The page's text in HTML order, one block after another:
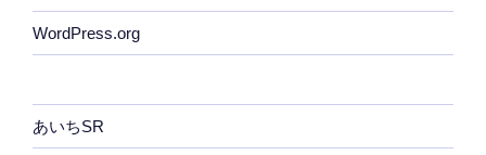
WordPress.org
あいちSR